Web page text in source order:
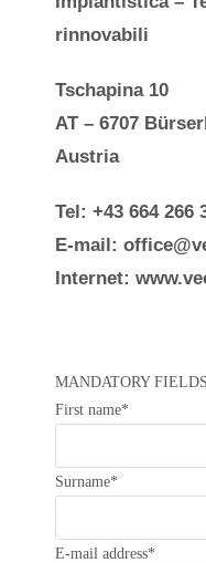
rinnovabili
Tschapina 10
AT – 6707
Austria
Tel: +43 664 266
E-mail:
Internet:
MANDATORY
First name*
Surname*
E-mail address*